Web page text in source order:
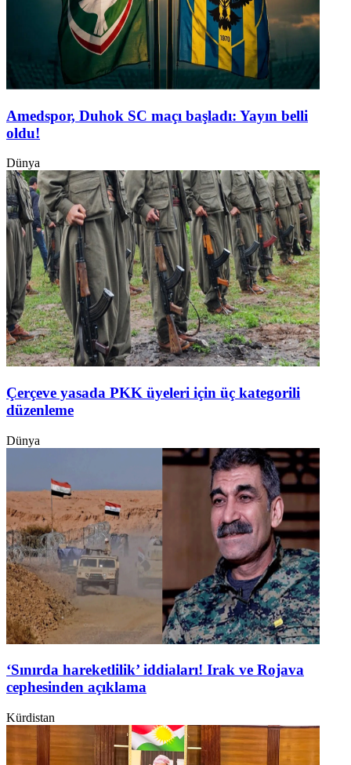
Amedspor, Duhok SC maçı başladı: Yayın belli
oldu!
Dünya
Çerçeve yasada PKK üyeleri için üç kategorili
düzenleme
Dünya
‘Sınırda hareketlilik’ iddiaları! Irak ve Rojava
cephesinden açıklama
Kürdistan